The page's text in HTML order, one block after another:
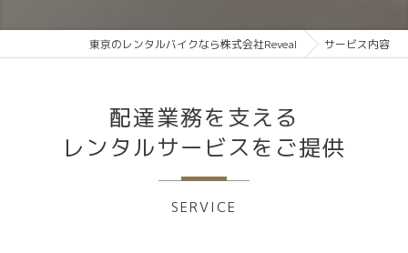
東京のレンタルバイクなら株式会社Reveal サービス内容
配達業務を支える
レンタルサービスをご提供
SERVICE